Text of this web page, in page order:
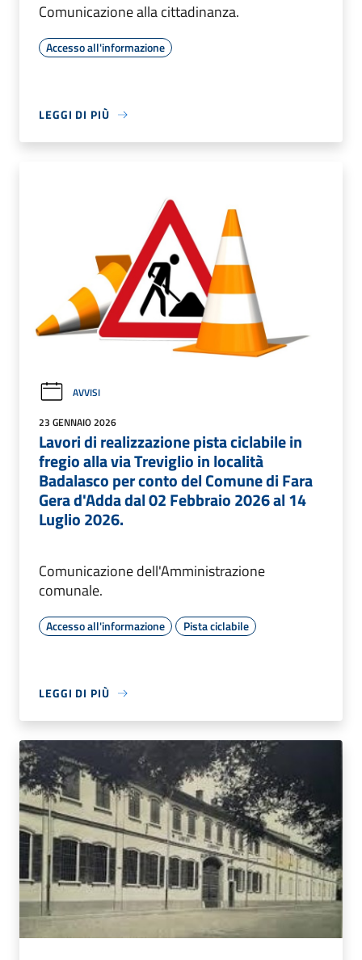
Comunicazione alla cittadinanza.
Accesso all'informazione
LEGGI DI PIÙ
AVVISI
23 GENNAIO 2026
Lavori di realizzazione pista ciclabile in
fregio alla via Treviglio in località
Badalasco per conto del Comune di Fara
Gera d'Adda dal 02 Febbraio 2026 al 14
Luglio 2026.
Comunicazione dell'Amministrazione
comunale.
Accesso all'informazione Pista ciclabile
LEGGI DI PIÙ